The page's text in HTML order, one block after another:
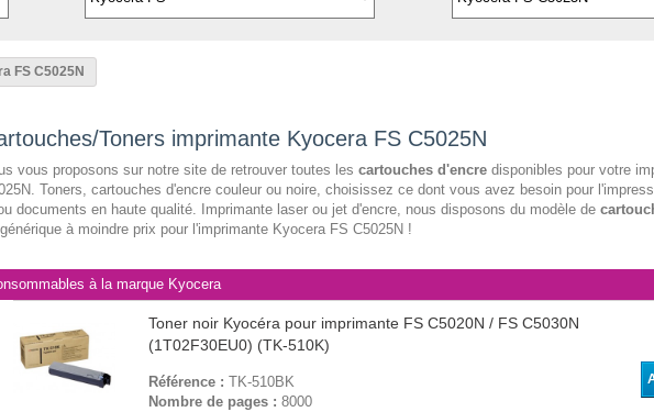
FS C5025N
Toners imprimante Kyocera FS C5025N
vous proposons sur notre site de retrouver toutes les cartouches d'encredisponibles pour votre
Toners, cartouches d'encre couleur ou noire, choisissez ce dont vous avez besoin pour
documents en haute qualité. Imprimante laser ou jet d'encre, nous disposons du modèle de
à moindre prix pour l'imprimante Kyocera FS C5025N !
à la marque Kyocera
Toner noir Kyocéra pour imprimante FS C5020N / FS C5030N
(1T02F30EU0) (TK-510K)
Référence :TK-510BK
Nombre de pages :8000